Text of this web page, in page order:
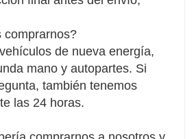
comprarnos?
de nueva energía,
mano y autopartes. Si
también tenemos
las 24 horas.